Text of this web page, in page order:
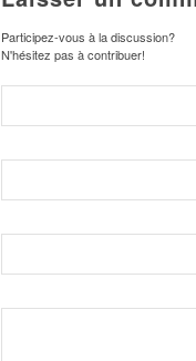
Participez-vous à la discussion?
N'hésitez pas à contribuer!